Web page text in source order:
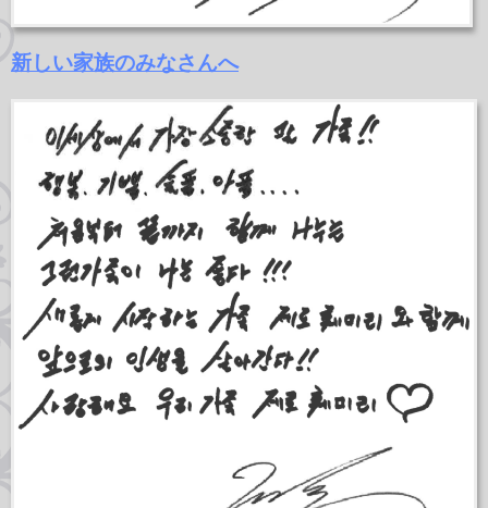
新しい家族のみなさんへ